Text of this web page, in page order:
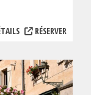
RÉSERVER